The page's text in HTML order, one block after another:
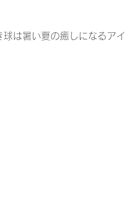
は暑い夏の癒しになるアイ